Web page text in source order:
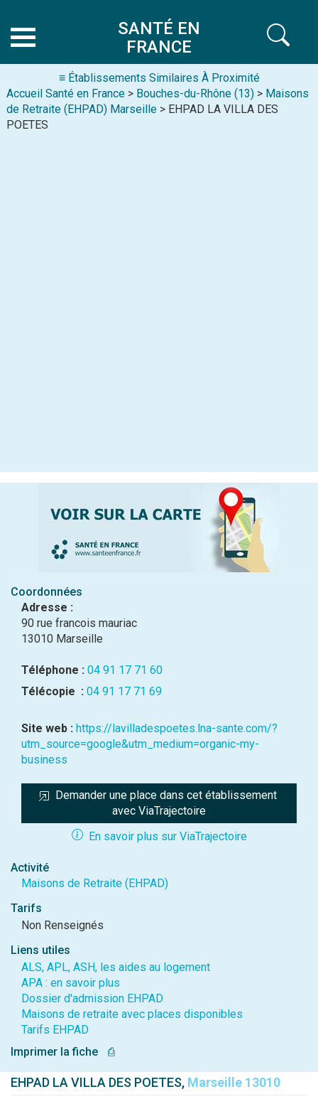
SANTÉ EN
FRANCE
≡ Établissements Similaires À Proximité
Accueil Santé en France > Bouches-du-Rhône (13) > Maisons
de Retraite (EHPAD) Marseille > EHPAD LA VILLA DES
POETES
Coordonnées
Adresse :
90 rue francois mauriac
13010 Marseille
Téléphone : 04 91 17 71 60
Télécopie : 04 91 17 71 69
Site web : https://lavilladespoetes.lna-sante.com/?
utm_source=google&utm_medium=organic-my-
business
Demander une place dans cet établissement
avec ViaTrajectoire
En savoir plus sur ViaTrajectoire
Activité
Maisons de Retraite (EHPAD)
Tarifs
Non Renseignés
Liens utiles
ALS, APL, ASH, les aides au logement
APA : en savoir plus
Dossier d'admission EHPAD
Maisons de retraite avec places disponibles
Tarifs EHPAD
Imprimer la fiche
⎙
EHPAD LA VILLA DES POETES, Marseille 13010